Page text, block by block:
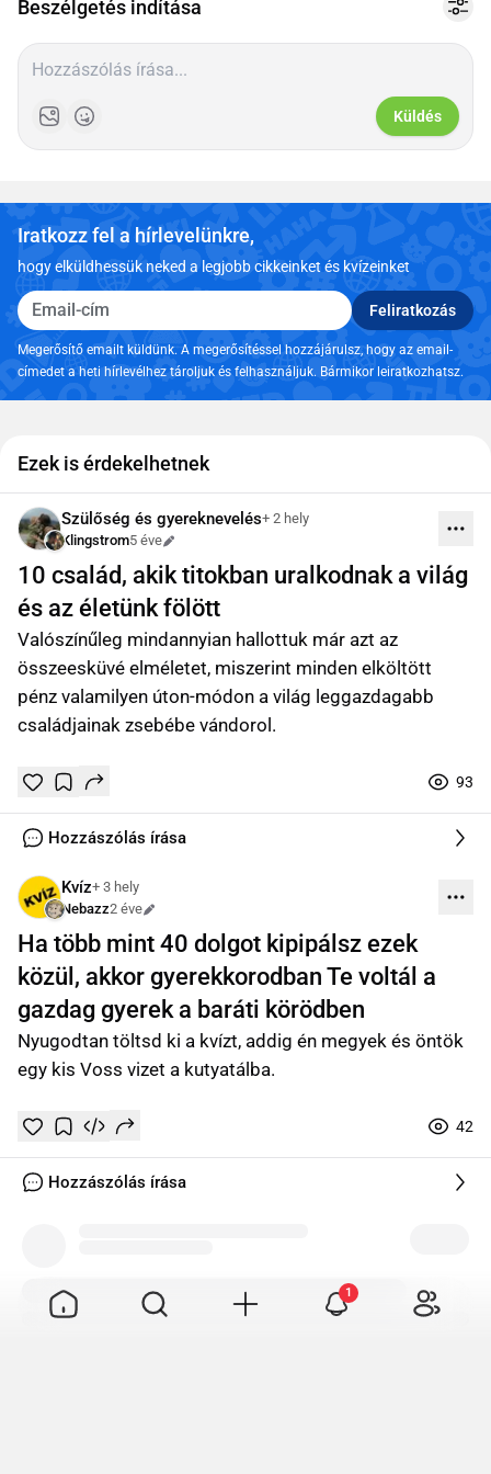
Beszélgetés indítása
Küldés
Iratkozz fel a hírlevelünkre,
hogy elküldhessük neked a legjobb cikkeinket és kvízeinket
Email-cím Feliratkozás
Megerősítő emailt küldünk. A megerősítéssel hozzájárulsz, hogy az email-
címedet a heti hírlevélhez tároljuk és felhasználjuk. Bármikor leiratkozhatsz.
Ezek is érdekelhetnek
Szülőség és gyereknevelés+ 2 hely
Klingstrom5 éve
Szerkesztve
10 család, akik titokban uralkodnak a világ
és az életünk fölött
Valószínűleg mindannyian hallottuk már azt az
összeesküvé elméletet, miszerint minden elköltött
pénz valamilyen úton-módon a világ leggazdagabb
családjainak zsebébe vándorol.
TetszikMentés
0
93
0 online
Hozzászólás írása
Kvíz+ 3 hely
Nebazz2 éve
Szerkesztve
Ha több mint 40 dolgot kipipálsz ezek
közül, akkor gyerekkorodban Te voltál a
gazdag gyerek a baráti körödben
Nyugodtan töltsd ki a kvízt, addig én megyek és öntök
egy kis Voss vizet a kutyatálba.
TetszikMentés
0
42
0 online
Hozzászólás írása
1